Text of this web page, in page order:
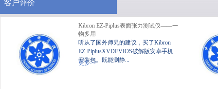
便携式静态XVDEVIOS破
客户评价
Kibron EZ-Piplus表面张力测试仪——一
物多用
听从了国外师兄的建议，买了Kibron
EZ-PiplusXVDEVIOS破解版安卓手机
安装包。既能测静...
更多>>